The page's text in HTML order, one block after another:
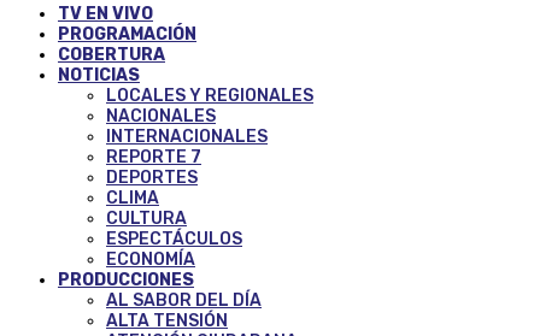
TV EN VIVO
PROGRAMACIÓN
COBERTURA
NOTICIAS
LOCALES Y REGIONALES
NACIONALES
INTERNACIONALES
REPORTE 7
DEPORTES
CLIMA
CULTURA
ESPECTÁCULOS
ECONOMÍA
PRODUCCIONES
AL SABOR DEL DÍA
ALTA TENSIÓN